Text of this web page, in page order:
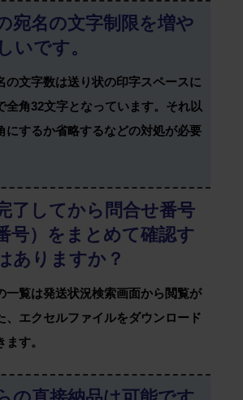
宛名の文字制限を増や
いです。
の文字数は送り状の印字スペースに
全角32文字となっています。それ以
にするか省略するなどの対処が必要
了してから問合せ番号
号）をまとめて確認す
ありますか？
一覧は発送状況検索画面から閲覧が
、エクセルファイルをダウンロード
す。